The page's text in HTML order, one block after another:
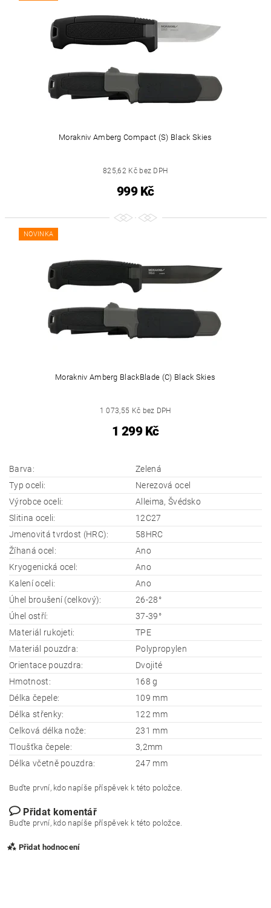
Morakniv Amberg Compact (S) Black Skies
825,62 Kč bez DPH
999 Kč
NOVINKA
Morakniv Amberg BlackBlade (C) Black Skies
1 073,55 Kč bez DPH
1 299 Kč
Barva:
Zelená
Typ oceli:
Nerezová ocel
Výrobce oceli:
Alleima, Švédsko
Slitina oceli:
12C27
Jmenovitá tvrdost (HRC):
58HRC
Žíhaná ocel:
Ano
Kryogenická ocel:
Ano
Kalení oceli:
Ano
Úhel broušení (celkový):
26-28°
Úhel ostří:
37-39°
Materiál rukojeti:
TPE
Materiál pouzdra:
Polypropylen
Orientace pouzdra:
Dvojité
Hmotnost:
168 g
Délka čepele:
109 mm
Délka střenky:
122 mm
Celková délka nože:
231 mm
Tloušťka čepele:
3,2mm
Délka včetně pouzdra:
247 mm
Buďte první, kdo napíše příspěvek k této položce.
Přidat komentář
Buďte první, kdo napíše příspěvek k této položce.
Přidat hodnocení